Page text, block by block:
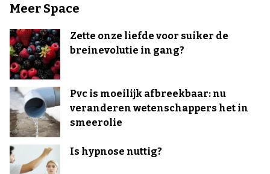
Meer Space
Zette onze liefde voor suiker de
breinevolutie in gang?
Pvc is moeilijk afbreekbaar: nu
veranderen wetenschappers het in
smeerolie
Is hypnose nuttig?